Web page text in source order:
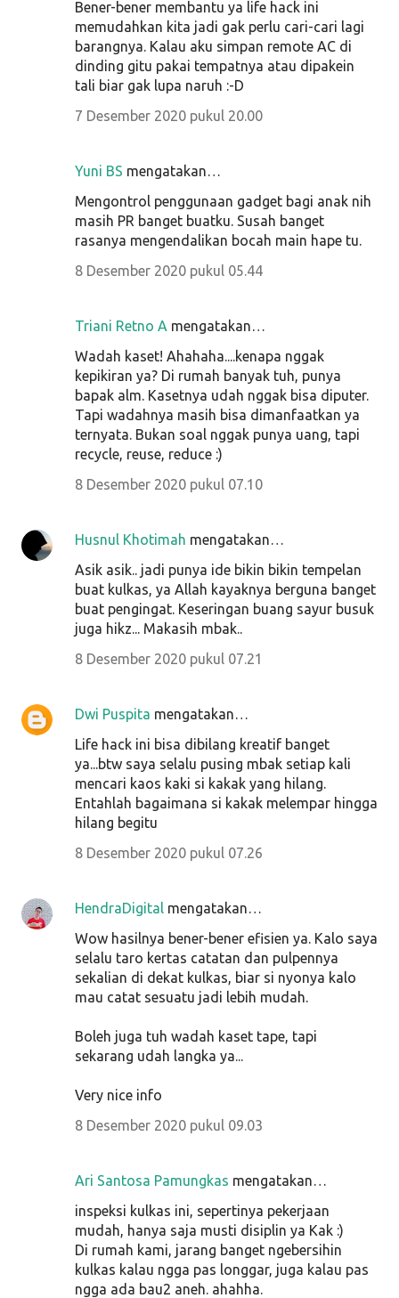
Bener-bener membantu ya life hack ini
memudahkan kita jadi gak perlu cari-cari lagi
barangnya. Kalau aku simpan remote AC di
dinding gitu pakai tempatnya atau dipakein
tali biar gak lupa naruh :-D
7 Desember 2020 pukul 20.00
Yuni BS mengatakan…
Mengontrol penggunaan gadget bagi anak nih
masih PR banget buatku. Susah banget
rasanya mengendalikan bocah main hape tu.
8 Desember 2020 pukul 05.44
Triani Retno A mengatakan…
Wadah kaset! Ahahaha....kenapa nggak
kepikiran ya? Di rumah banyak tuh, punya
bapak alm. Kasetnya udah nggak bisa diputer.
Tapi wadahnya masih bisa dimanfaatkan ya
ternyata. Bukan soal nggak punya uang, tapi
recycle, reuse, reduce :)
8 Desember 2020 pukul 07.10
Husnul Khotimah mengatakan…
Asik asik.. jadi punya ide bikin bikin tempelan
buat kulkas, ya Allah kayaknya berguna banget
buat pengingat. Keseringan buang sayur busuk
juga hikz... Makasih mbak..
8 Desember 2020 pukul 07.21
Dwi Puspita mengatakan…
Life hack ini bisa dibilang kreatif banget
ya...btw saya selalu pusing mbak setiap kali
mencari kaos kaki si kakak yang hilang.
Entahlah bagaimana si kakak melempar hingga
hilang begitu
8 Desember 2020 pukul 07.26
HendraDigital mengatakan…
Wow hasilnya bener-bener efisien ya. Kalo saya
selalu taro kertas catatan dan pulpennya
sekalian di dekat kulkas, biar si nyonya kalo
mau catat sesuatu jadi lebih mudah.
Boleh juga tuh wadah kaset tape, tapi
sekarang udah langka ya...
Very nice info
8 Desember 2020 pukul 09.03
Ari Santosa Pamungkas mengatakan…
inspeksi kulkas ini, sepertinya pekerjaan
mudah, hanya saja musti disiplin ya Kak :)
Di rumah kami, jarang banget ngebersihin
kulkas kalau ngga pas longgar, juga kalau pas
ngga ada bau2 aneh. ahahha.